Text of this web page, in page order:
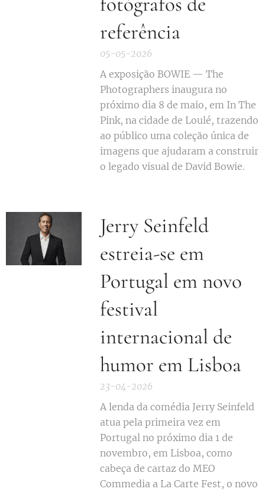
referência
05-05-2026
A exposição BOWIE — The
Photographers inaugura no
próximo dia 8 de maio, em In The
Pink, na cidade de Loulé, trazendo
ao público uma coleção única de
imagens que ajudaram a construir
o legado visual de David Bowie.
Jerry Seinfeld
estreia-se em
Portugal em novo
festival
internacional de
humor em Lisboa
23-04-2026
A lenda da comédia Jerry Seinfeld
atua pela primeira vez em
Portugal no próximo dia 1 de
novembro, em Lisboa, como
cabeça de cartaz do MEO
Commedia a La Carte Fest, o novo